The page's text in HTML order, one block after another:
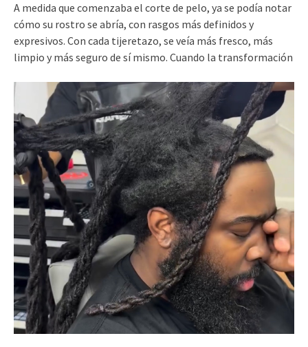
A medida que comenzaba el corte de pelo, ya se podía notar
cómo su rostro se abría, con rasgos más definidos y
expresivos. Con cada tijeretazo, se veía más fresco, más
limpio y más seguro de sí mismo. Cuando la transformación